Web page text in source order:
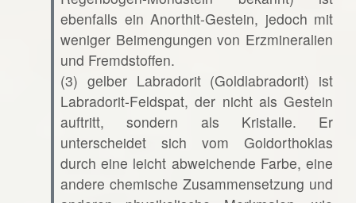
ebenfalls ein Anorthit-Gestein, jedoch mit
weniger Beimengungen von Erzmineralien
und Fremdstoffen.
(3) gelber Labradorit (Goldlabradorit) ist
Labradorit-Feldspat, der nicht als Gestein
auftritt, sondern als Kristalle. Er
unterscheidet sich vom Goldorthoklas
durch eine leicht abweichende Farbe, eine
andere chemische Zusammensetzung und